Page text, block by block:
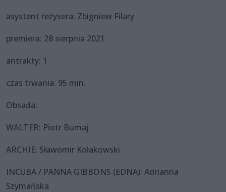
asystent reżysera: Zbigniew Filary
premiera: 28 sierpnia 2021
antrakty: 1
czas trwania: 95 min.
Obsada:
WALTER: Piotr Bumaj
ARCHIE: Sławomir Kołakowski
INCUBA / PANNA GIBBONS (EDNA): Adrianna
Szymańska